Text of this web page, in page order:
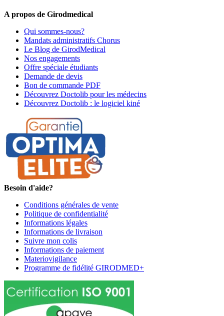
A propos de Girodmedical
Qui sommes-nous?
Mandats administratifs Chorus
Le Blog de GirodMedical
Nos engagements
Offre spéciale étudiants
Demande de devis
Bon de commande PDF
Découvrez Doctolib pour les médecins
Découvrez Doctolib : le logiciel kiné
Besoin d'aide?
Conditions générales de vente
Politique de confidentialité
Informations légales
Informations de livraison
Suivre mon colis
Informations de paiement
Materiovigilance
Programme de fidélité GIRODMED+